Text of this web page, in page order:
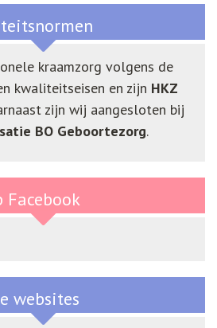
kraamzorg volgens de
kwaliteitseisen en zijn HKZ
zijn wij aangesloten bij
BO Geboortezorg.
Facebook
websites